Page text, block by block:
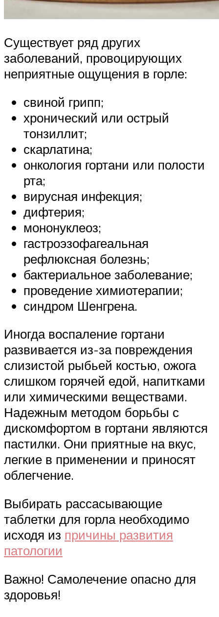
Существует ряд других
заболеваний, провоцирующих
неприятные ощущения в горле:
свиной грипп;
хронический или острый
тонзиллит;
скарлатина;
онкология гортани или полости
рта;
вирусная инфекция;
дифтерия;
мононуклеоз;
гастроэзофагеальная
рефлюксная болезнь;
бактериальное заболевание;
проведение химиотерапии;
синдром Шенгрена.
Иногда воспаление гортани
развивается из-за повреждения
слизистой рыбьей костью, ожога
слишком горячей едой, напитками
или химическими веществами.
Надежным методом борьбы с
дискомфортом в гортани являются
пастилки. Они приятные на вкус,
легкие в применении и приносят
облегчение.
Выбирать рассасывающие
таблетки для горла необходимо
исходя из причины развития
патологии
Важно! Самолечение опасно для
здоровья!